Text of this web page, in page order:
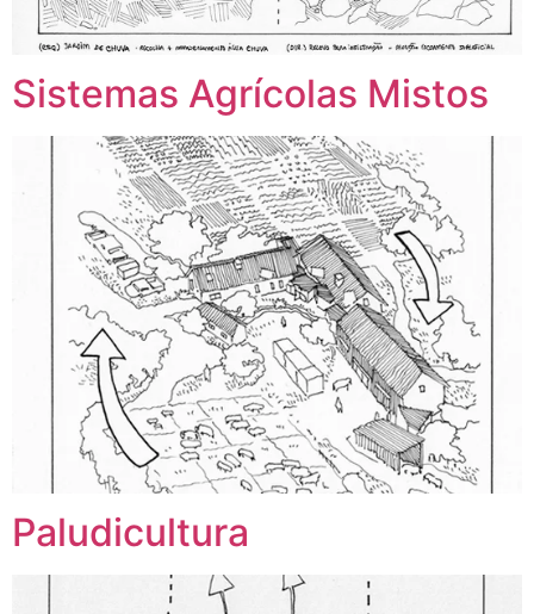
Sistemas Agrícolas Mistos
Paludicultura